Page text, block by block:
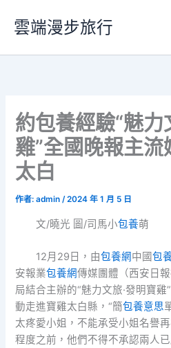
要
雲端漫步旅行
約包養經驗“魅
雞”全國晚報主
太白
作者:admin/2024 年 1 月 5 日
文/曉光 圖/司馬小包養萌
12月29日，由包養網中國包
安報業包養網傳媒團體（西安日
局結合主辦的“魅力文旅·發明寶
動走進寶雞太白縣，“簡包養意思
太疼愛小姐，不能承受小姐名譽
程度之前，他們不得不承認兩人